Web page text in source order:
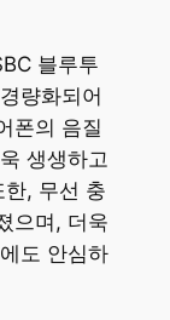
블루투
량화되어
폰의 음질
생생하고
, 무선 충
으며, 더욱
도 안심하